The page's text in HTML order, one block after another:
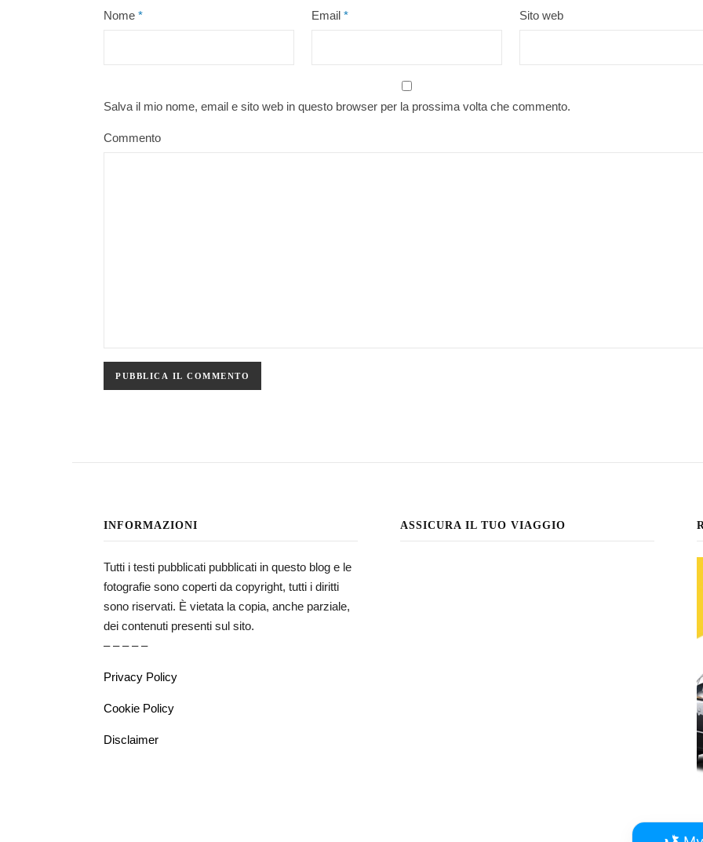
Nome * Email * Sito web
Salva il mio nome, email e sito web in questo browser per la prossima volta che commento.
Commento
INFORMAZIONI
Tutti i testi pubblicati pubblicati in questo blog e le
fotografie sono coperti da copyright, tutti i diritti
sono riservati. È vietata la copia, anche parziale,
dei contenuti presenti sul sito.
– – – – –
Privacy Policy
Cookie Policy
Disclaimer
ASSICURA IL TUO VIAGGIO